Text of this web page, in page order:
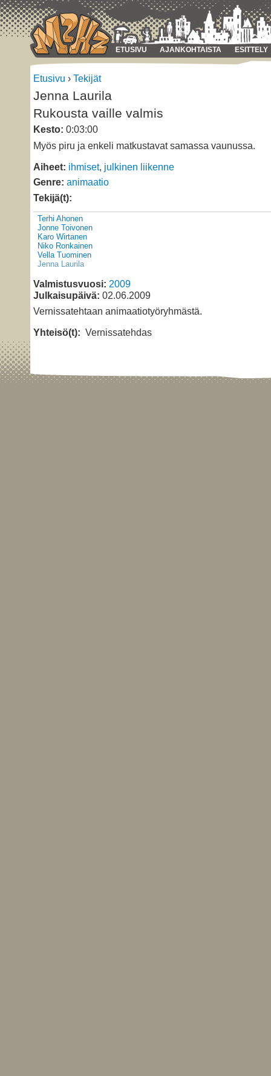
ETUSIVU AJANKOHTAISTA ESITTELY
Etusivu › Tekijät
Jenna Laurila
Rukousta vaille valmis
Kesto: 0:03:00
Myös piru ja enkeli matkustavat samassa vaunussa.
Aiheet: ihmiset, julkinen liikenne
Genre: animaatio
Tekijä(t):
Terhi Ahonen
Jonne Toivonen
Karo Wirtanen
Niko Ronkainen
Vella Tuominen
Jenna Laurila
Valmistusvuosi: 2009
Julkaisupäivä: 02.06.2009
Vernissatehtaan animaatiotyöryhmästä.
Yhteisö(t): Vernissatehdas